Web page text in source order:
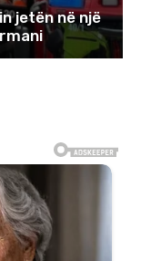
jetën në një